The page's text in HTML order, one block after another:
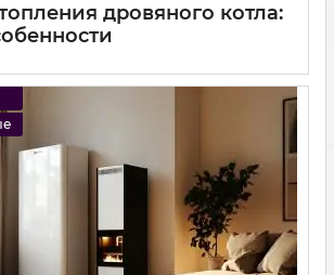
дровяного котла: